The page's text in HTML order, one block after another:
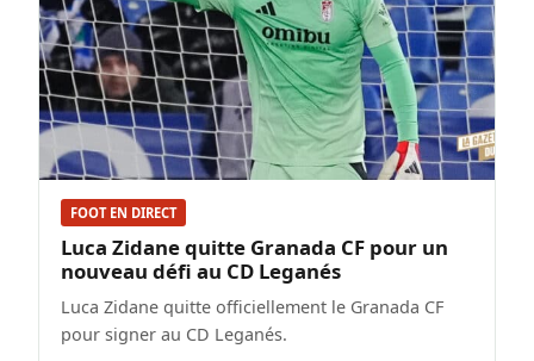
FOOT EN DIRECT
Luca Zidane quitte Granada CF pour un
nouveau défi au CD Leganés
Luca Zidane quitte officiellement le Granada CF
pour signer au CD Leganés.